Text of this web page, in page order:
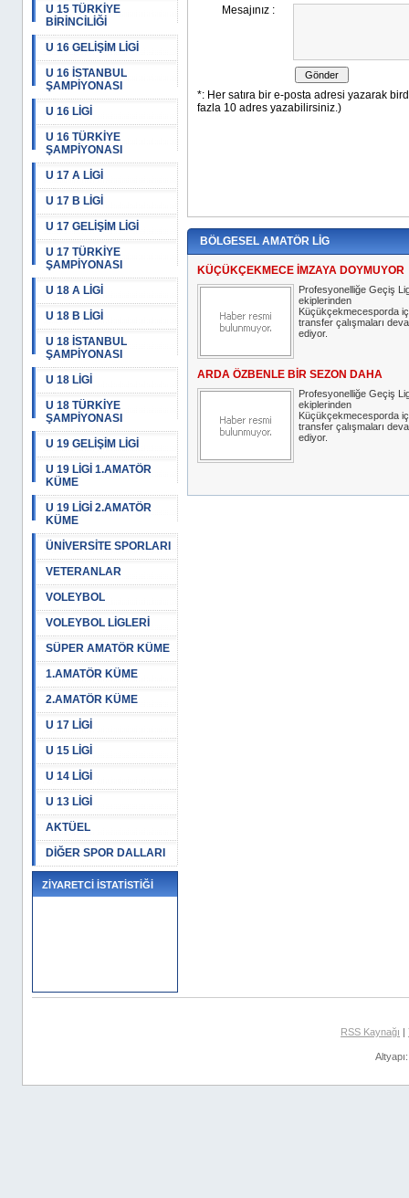
U 15 TÜRKİYE
BİRİNCİLİĞİ
U 16 GELİŞİM LİGİ
U 16 İSTANBUL
ŞAMPİYONASI
U 16 LİGİ
U 16 TÜRKİYE
ŞAMPİYONASI
U 17 A LİGİ
U 17 B LİGİ
U 17 GELİŞİM LİGİ
U 17 TÜRKİYE
ŞAMPİYONASI
U 18 A LİGİ
U 18 B LİGİ
U 18 İSTANBUL
ŞAMPİYONASI
U 18 LİGİ
U 18 TÜRKİYE
ŞAMPİYONASI
U 19 GELİŞİM LİGİ
U 19 LİGİ 1.AMATÖR
KÜME
U 19 LİGİ 2.AMATÖR
KÜME
ÜNİVERSİTE SPORLARI
VETERANLAR
VOLEYBOL
VOLEYBOL LİGLERİ
SÜPER AMATÖR KÜME
1.AMATÖR KÜME
2.AMATÖR KÜME
U 17 LİGİ
U 15 LİGİ
U 14 LİGİ
U 13 LİGİ
AKTÜEL
DİĞER SPOR DALLARI
ZİYARETCİ İSTATİSTİĞİ
BÖLGESEL AMATÖR LİG
KÜÇÜKÇEKMECE İMZAYA DOYMUYOR
Profesyonelliğe Geçiş
ekiplerinden
Küçükçekmecesporda iç
transfer çalışmaları
ediyor.
ARDA ÖZBENLE BİR SEZON DAHA
Profesyonelliğe Geçiş
ekiplerinden
Küçükçekmecesporda iç
transfer çalışmaları
ediyor.
RSS Kaynağı |